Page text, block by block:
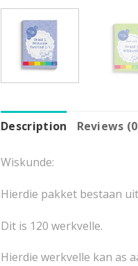
Description Reviews
Wiskunde:
Hierdie pakket bestaan
Dit is 120 werkvelle.
Hierdie werkvelle kan as